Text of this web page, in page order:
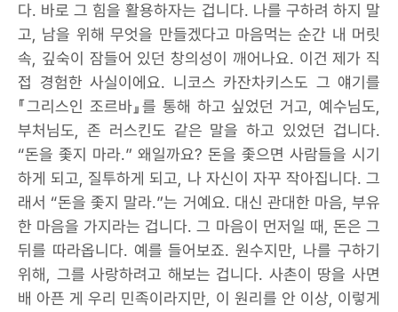
다. 바로 그 힘을 활용하자는 겁니다. 나를 구하려 하지 말
고, 남을 위해 무엇을 만들겠다고 마음먹는 순간 내 머릿
속, 깊숙이 잠들어 있던 창의성이 깨어나요. 이건 제가 직
접 경험한 사실이에요. 니코스 카잔차키스도 그 얘기를
『그리스인 조르바』를 통해 하고 싶었던 거고, 예수님도,
부처님도, 존 러스킨도 같은 말을 하고 있었던 겁니다.
“돈을 좇지 마라.” 왜일까요? 돈을 좇으면 사람들을 시기
하게 되고, 질투하게 되고, 나 자신이 자꾸 작아집니다. 그
래서 “돈을 좇지 말라.”는 거예요. 대신 관대한 마음, 부유
한 마음을 가지라는 겁니다. 그 마음이 먼저일 때, 돈은 그
뒤를 따라옵니다. 예를 들어보죠. 원수지만, 나를 구하기
위해, 그를 사랑하려고 해보는 겁니다. 사촌이 땅을 사면
배 아픈 게 우리 민족이라지만, 이 원리를 안 이상, 이렇게